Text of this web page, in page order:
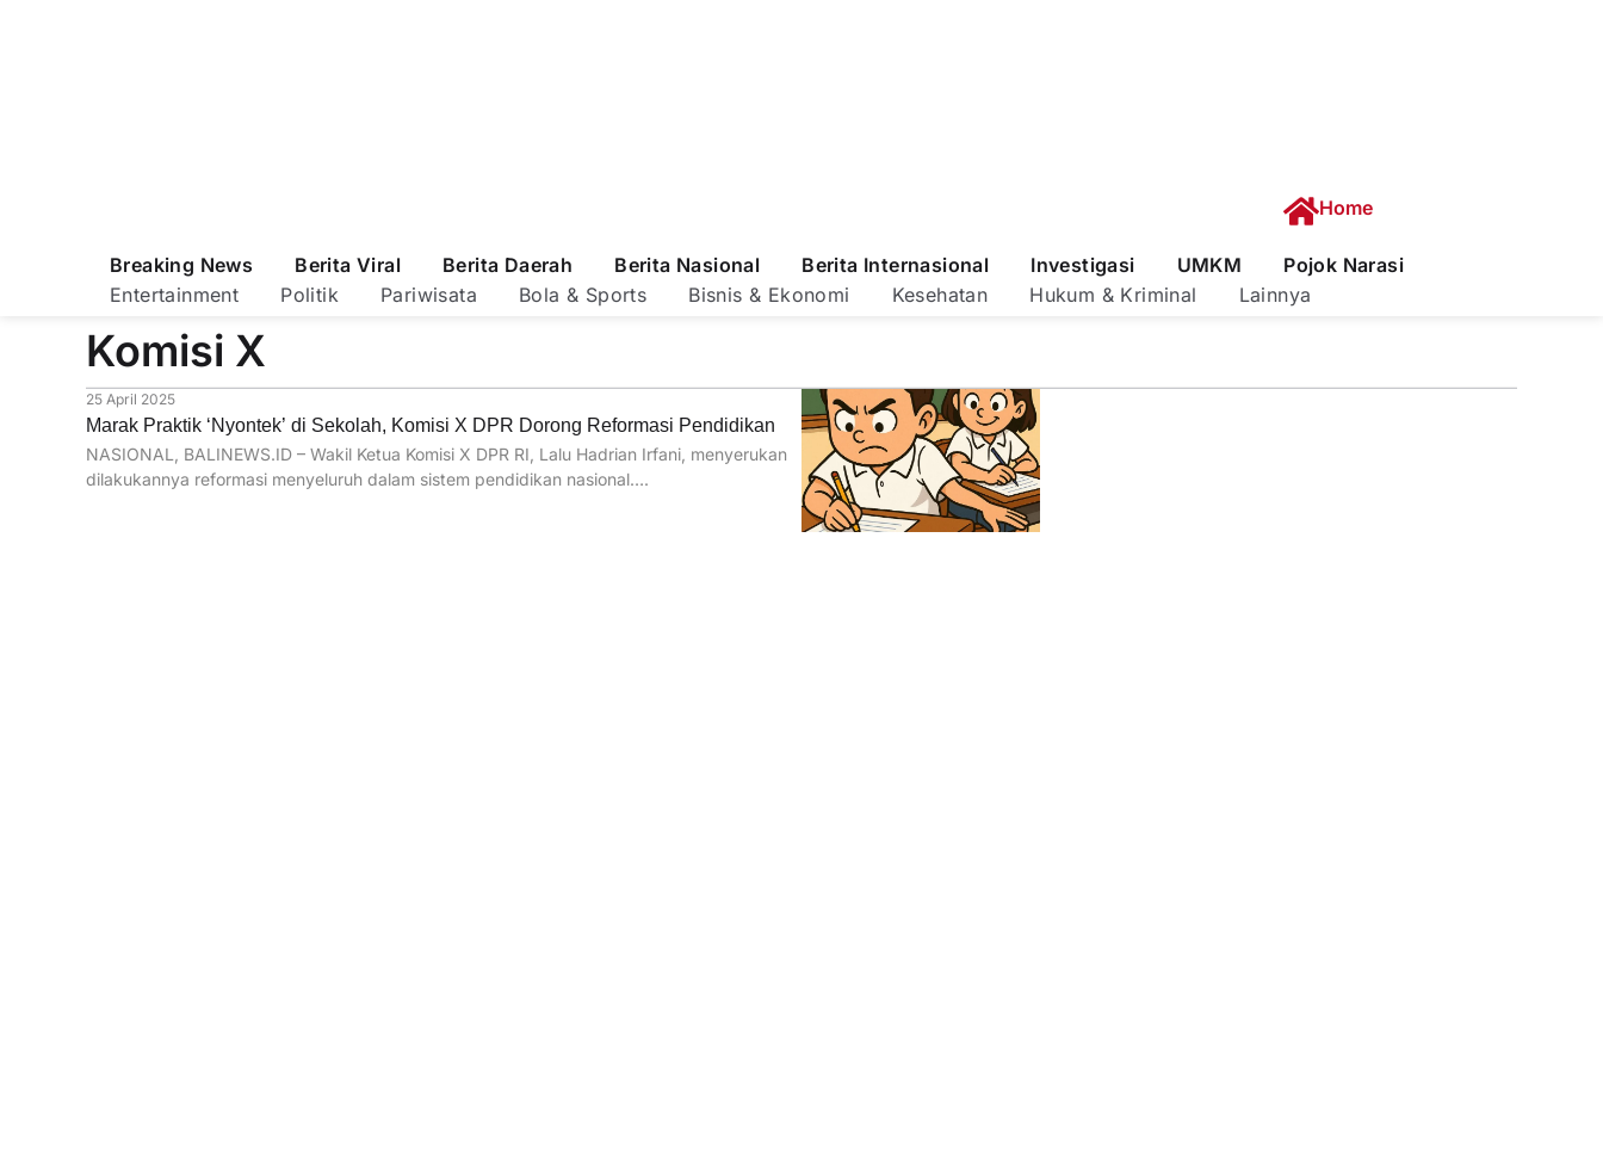
Home
Breaking News Berita Viral Berita Daerah Berita Nasional Berita Internasional Investigasi UMKM
Pojok Narasi
Entertainment
Politik Pariwisata Bola & Sports Bisnis & Ekonomi Kesehatan Hukum & Kriminal Lainnya
Komisi X
25 April 2025
Marak Praktik ‘Nyontek’ di Sekolah, Komisi X DPR Dorong Reformasi Pendidikan
NASIONAL, BALINEWS.ID – Wakil Ketua Komisi X DPR RI, Lalu Hadrian Irfani, menyerukan
dilakukannya reformasi menyeluruh dalam sistem pendidikan nasional….